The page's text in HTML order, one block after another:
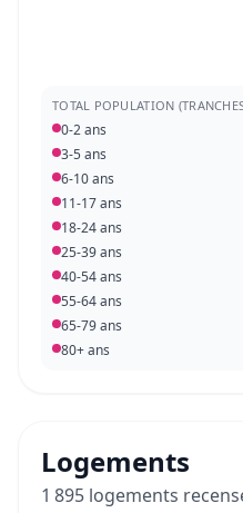
TOTAL POPULATION
0-2 ans
3-5 ans
6-10 ans
11-17 ans
18-24 ans
25-39 ans
40-54 ans
55-64 ans
65-79 ans
80+ ans
Logements
1 895 logements